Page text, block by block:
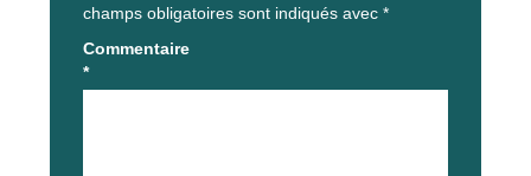
champs obligatoires sont indiqués avec *
Commentaire
*